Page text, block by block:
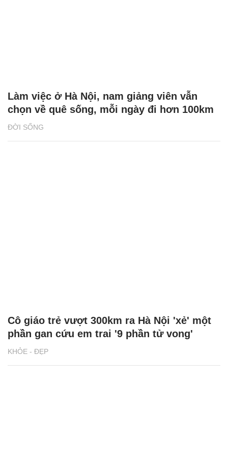
ĐỜI SỐNG
Làm việc ở Hà Nội, nam giảng viên vẫn
chọn về quê sống, mỗi ngày đi hơn 100km
KHỎE - ĐẸP
Cô giáo trẻ vượt 300km ra Hà Nội 'xẻ' một
phần gan cứu em trai '9 phần tử vong'